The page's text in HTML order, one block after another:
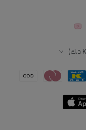
YouTube